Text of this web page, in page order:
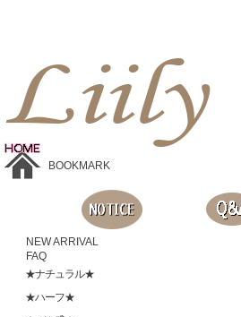
BOOKMARK
NEW ARRIVAL
FAQ
★ナチュラル★
★ハーフ★